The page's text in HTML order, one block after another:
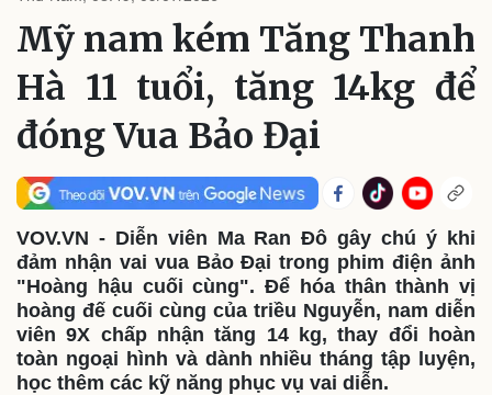
Đảng
Tổ chức nhân sự
Quốc hội
Nhận diện sự thật
Tin 24h
Dự báo thời tiết
Giáo dục
Dấu ấn VOV
Việc làm
Biển đảo
Mỹ nam kém Tăng Thanh
Hà 11 tuổi, tăng 14kg để
đóng Vua Bảo Đại
VOV.VN - Diễn viên Ma Ran Đô gây chú ý khi
đảm nhận vai vua Bảo Đại trong phim điện ảnh
"Hoàng hậu cuối cùng". Để hóa thân thành vị
hoàng đế cuối cùng của triều Nguyễn, nam diễn
viên 9X chấp nhận tăng 14 kg, thay đổi hoàn
toàn ngoại hình và dành nhiều tháng tập luyện,
học thêm các kỹ năng phục vụ vai diễn.